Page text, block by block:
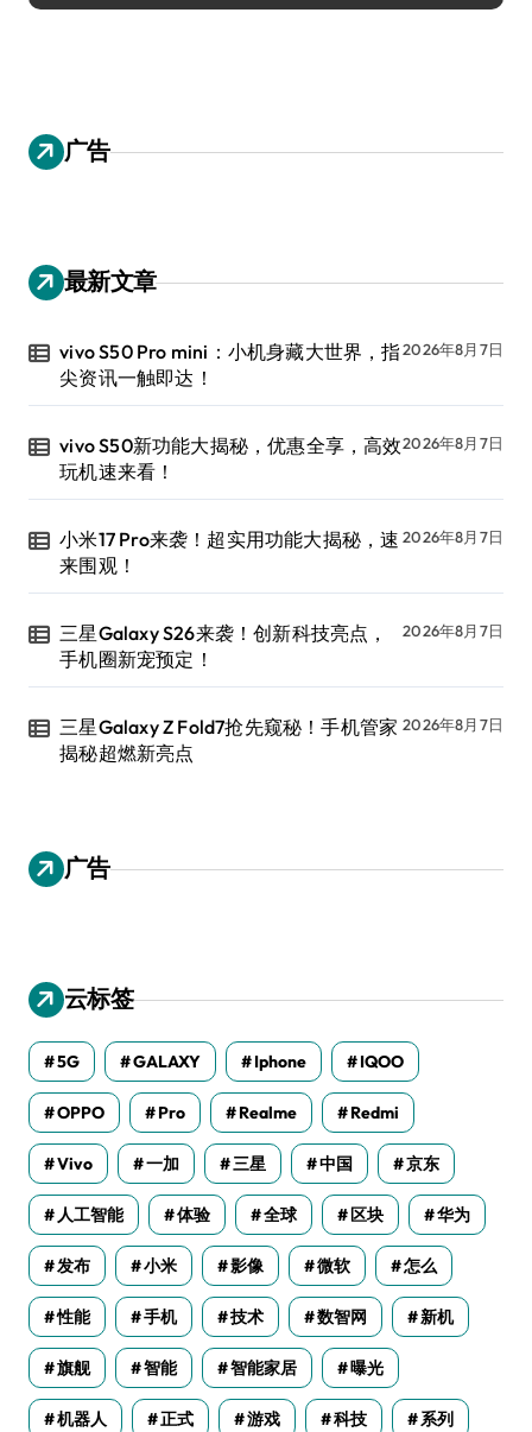
广告
最新文章
vivo S50 Pro mini：小机身藏大世界，指
尖资讯一触即达！
2026年8月7日
vivo S50新功能大揭秘，优惠全享，高效
玩机速来看！
2026年8月7日
小米17 Pro来袭！超实用功能大揭秘，速
来围观！
2026年8月7日
三星Galaxy S26来袭！创新科技亮点，
手机圈新宠预定！
2026年8月7日
三星Galaxy Z Fold7抢先窥秘！手机管家
揭秘超燃新亮点
2026年8月7日
广告
云标签
5G GALAXY Iphone IQOO
OPPO Pro Realme Redmi
Vivo 一加 三星 中国 京东
人工智能 体验 全球 区块 华为
发布 小米 影像 微软 怎么
性能 手机 技术 数智网 新机
旗舰 智能 智能家居 曝光
机器人 正式 游戏 科技 系列